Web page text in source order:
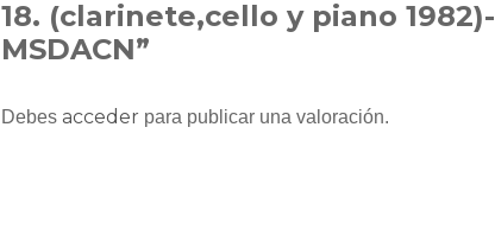
18. (clarinete,cello y piano 1982)-
MSDACN”
Debes acceder para publicar una valoración.